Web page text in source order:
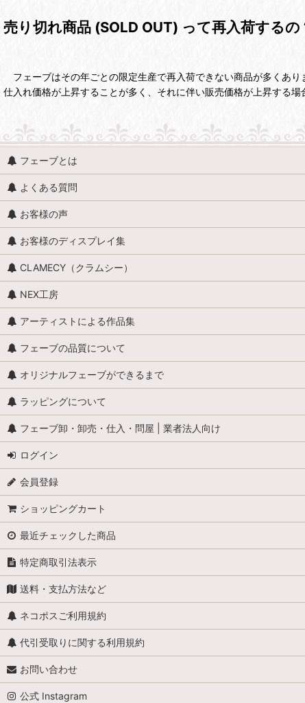
売り切れ商品 (SOLD OUT) って再入荷するの
フェーブはその年ごとの限定生産で再入荷できない商品が多くあ
仕入れ価格が上昇することが多く、それに伴い販売価格が上昇する場
フェーブとは
よくある質問
お客様の声
お客様のディスプレイ集
CLAMECY（クラムシー）
NEX工房
アーティストによる作品集
フェーブの品質について
オリジナルフェーブができるまで
ラッピングについて
フェーブ卸・卸売・仕入・問屋 | 業者法人向け
ログイン
会員登録
ショッピングカート
最近チェックした商品
特定商取引法表示
送料・支払方法など
ネコポスご利用規約
代引受取りに関する利用規約
お問い合わせ
公式 Instagram